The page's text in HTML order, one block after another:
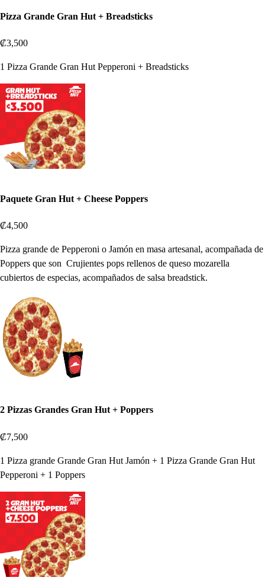
Pizza Grande Gran Hut + Breadsticks
₡3,500
1 Pizza Grande Gran Hut Pepperoni + Breadsticks
Paquete Gran Hut + Cheese Poppers
₡4,500
Pizza grande de Pepperoni o Jamón en masa artesanal, acompañada de
Poppers que son Crujientes pops rellenos de queso mozarella
cubiertos de especias, acompañados de salsa breadstick.
2 Pizzas Grandes Gran Hut + Poppers
₡7,500
1 Pizza grande Grande Gran Hut Jamón + 1 Pizza Grande Gran Hut
Pepperoni + 1 Poppers